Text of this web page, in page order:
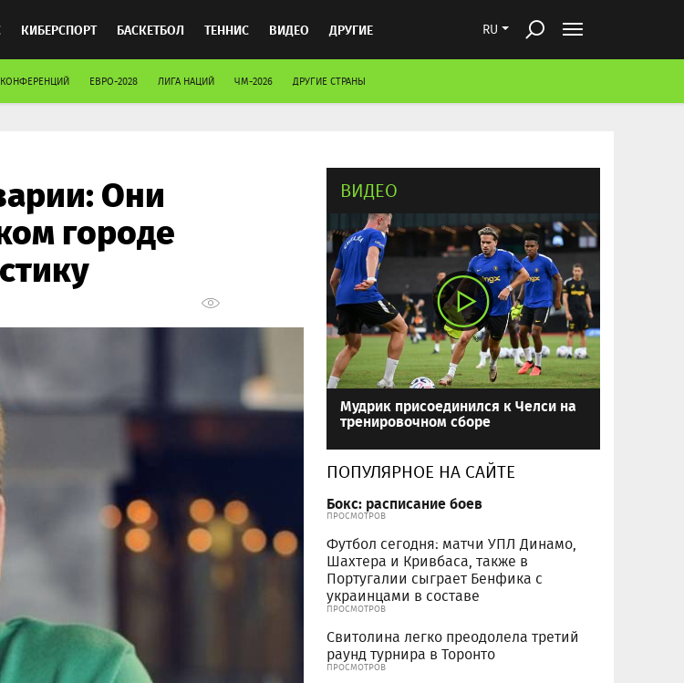
RU
КИБЕРСПОРТ БАСКЕТБОЛ ТЕННИС ВИДЕО ДРУГИЕ
ЕВРО-2028 ЛИГА НАЦИЙ ЧМ-2026 ДРУГИЕ СТРАНЫ
Они
городе
ВИДЕО
Мудрик присоединился к Челси на
тренировочном сборе
ПОПУЛЯРНОЕ НА САЙТЕ
Бокс: расписание боев
ПРОСМОТРОВ
Футбол сегодня: матчи УПЛ Динамо,
Шахтера и Кривбаса, также в
Португалии сыграет Бенфика с
украинцами в составе
ПРОСМОТРОВ
Свитолина легко преодолела третий
раунд турнира в Торонто
ПРОСМОТРОВ